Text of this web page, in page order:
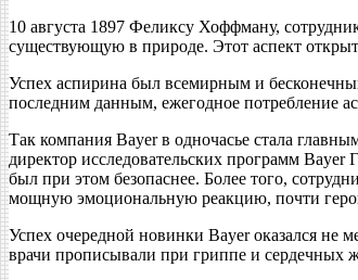
10 августа 1897 Феликсу Хоффману,
существующую в природе. Этот аспект
Успех аспирина был всемирным и
последним данным, ежегодное потребление
Так компания Bayer в одночасье стала
директор исследовательских программ
был при этом безопаснее. Более того,
мощную эмоциональную реакцию, почти
Успех очередной новинки Bayer оказался не
врачи прописывали при гриппе и сердечных